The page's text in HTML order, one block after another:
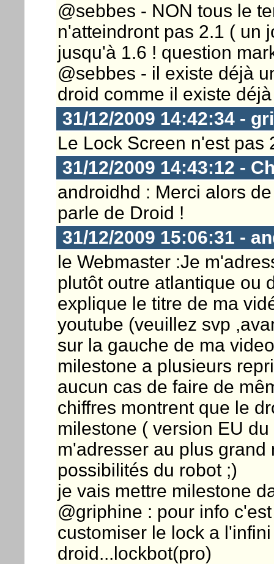
@sebbes - NON tous le
n'atteindront pas 2.1 ( un
jusqu'à 1.6 ! question
@sebbes - il existe déjà
droid comme il existe
31/12/2009 14:42:34 -
Le Lock Screen n'est pas
31/12/2009 14:43:12 -
androidhd : Merci alors
parle de Droid !
31/12/2009 15:06:31 -
le Webmaster :Je
plutôt outre atlantique ou
explique le titre de ma
youtube (veuillez svp
sur la gauche de ma
milestone a plusieurs
aucun cas de faire de
chiffres montrent que le
milestone ( version EU
m'adresser au plus
possibilités du robot ;)
je vais mettre milestone
@griphine : pour info
customiser le lock a
droid...lockbot(pro)